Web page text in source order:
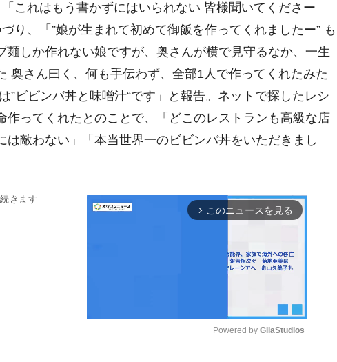
これはもう書かずにはいられない 皆様聞いてくださー
り、「”娘が生まれて初めて御飯を作ってくれましたー” も
麺しか作れない娘ですが、奥さんが横で見守るなか、一生
奥さん曰く、何も手伝わず、全部1人で作ってくれたみた
”ビビンバ丼と味噌汁“です」と報告。ネットで探したレシ
作ってくれたとのことで、「どこのレストランも高級な店
は敵わない」「本当世界一のビビンバ丼をいただきまし
きます
arrow_forward_ios このニュースを見る
Powered by GliaStudios